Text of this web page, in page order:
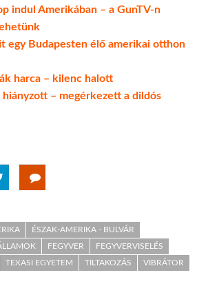
indul Amerikában – a GunTV-n
egy Budapesten élő amerikai otthon
harca – kilenc halott
hiányzott – megérkezett a dildós
ÉSZAK-AMERIKA - BULVÁR
FEGYVER
FEGYVERVISELÉS
TEXASI EGYETEM TILTAKOZÁS VIBRÁTOR